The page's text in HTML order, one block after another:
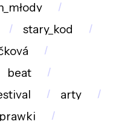
stary_kod
beat
arty